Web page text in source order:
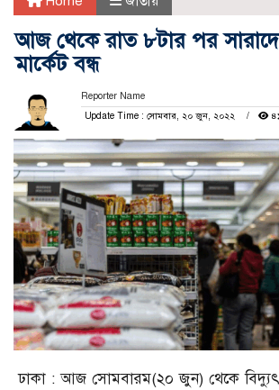
আজ থেকে রাত ৮টার পর
মার্কেট বন্ধ
Reporter Name
Update Time : সোমবার, ২০ জুন, ২০২২
ঢাকা : আজ সোমবারম(২০ জুন) থেকে বিদ্যুৎ